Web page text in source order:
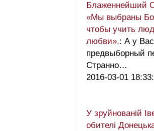
Блаженнейший
«Мы выбраны
чтобы учить
любви».: А у
предвыборный
Странно…
2016-03-01
У зруйнованій
обителі